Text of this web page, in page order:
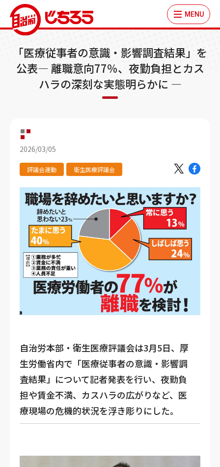
MENU
「医療従事者の意識・影響調査結果」を
公表― 離職意向77％、夜勤負担とカス
ハラの深刻な実態明らかに ―
2026/03/05
評議会運動 衛生医療評議会
自治労本部・衛生医療評議会は3月5日、厚
生労働省内で「医療従事者の意識・影響調
査結果」について記者発表を行い、夜勤負
担や賃金不満、カスハラの広がりなど、医
療現場の危機的状況を浮き彫りにした。